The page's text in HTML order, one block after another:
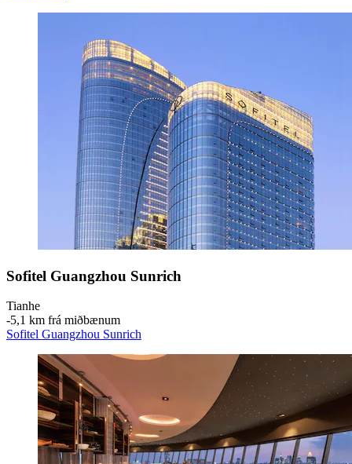
Sofitel Guangzhou Sunrich
Tianhe
‐5,1 km frá miðbænum
Sofitel Guangzhou Sunrich